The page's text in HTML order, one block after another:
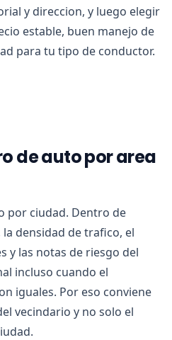
y direccion, y luego elegir
estable, buen manejo de
para tu tipo de conductor.
de auto por area
por ciudad. Dentro de
densidad de trafico, el
y las notas de riesgo del
incluso cuando el
iguales. Por eso conviene
vecindario y no solo el